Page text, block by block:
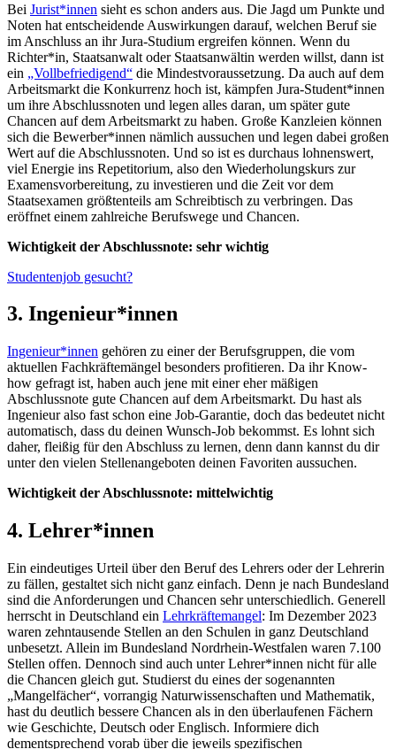
Bei Jurist*innen sieht es schon anders aus. Die Jagd um Punkte und
Noten hat entscheidende Auswirkungen darauf, welchen Beruf sie
im Anschluss an ihr Jura-Studium ergreifen können. Wenn du
Richter*in, Staatsanwalt oder Staatsanwältin werden willst, dann ist
ein „Vollbefriedigend“ die Mindestvoraussetzung. Da auch auf dem
Arbeitsmarkt die Konkurrenz hoch ist, kämpfen Jura-Student*innen
um ihre Abschlussnoten und legen alles daran, um später gute
Chancen auf dem Arbeitsmarkt zu haben. Große Kanzleien können
sich die Bewerber*innen nämlich aussuchen und legen dabei großen
Wert auf die Abschlussnoten. Und so ist es durchaus lohnenswert,
viel Energie ins Repetitorium, also den Wiederholungskurs zur
Examensvorbereitung, zu investieren und die Zeit vor dem
Staatsexamen größtenteils am Schreibtisch zu verbringen. Das
eröffnet einem zahlreiche Berufswege und Chancen.
Wichtigkeit der Abschlussnote: sehr wichtig
Studentenjob gesucht?
3. Ingenieur*innen
Ingenieur*innen gehören zu einer der Berufsgruppen, die vom
aktuellen Fachkräftemängel besonders profitieren. Da ihr Know-
how gefragt ist, haben auch jene mit einer eher mäßigen
Abschlussnote gute Chancen auf dem Arbeitsmarkt. Du hast als
Ingenieur also fast schon eine Job-Garantie, doch das bedeutet nicht
automatisch, dass du deinen Wunsch-Job bekommst. Es lohnt sich
daher, fleißig für den Abschluss zu lernen, denn dann kannst du dir
unter den vielen Stellenangeboten deinen Favoriten aussuchen.
Wichtigkeit der Abschlussnote: mittelwichtig
4. Lehrer*innen
Ein eindeutiges Urteil über den Beruf des Lehrers oder der Lehrerin
zu fällen, gestaltet sich nicht ganz einfach. Denn je nach Bundesland
sind die Anforderungen und Chancen sehr unterschiedlich. Generell
herrscht in Deutschland ein Lehrkräftemangel: Im Dezember 2023
waren zehntausende Stellen an den Schulen in ganz Deutschland
unbesetzt. Allein im Bundesland Nordrhein-Westfalen waren 7.100
Stellen offen. Dennoch sind auch unter Lehrer*innen nicht für alle
die Chancen gleich gut. Studierst du eines der sogenannten
„Mangelfächer“, vorrangig Naturwissenschaften und Mathematik,
hast du deutlich bessere Chancen als in den überlaufenen Fächern
wie Geschichte, Deutsch oder Englisch. Informiere dich
dementsprechend vorab über die jeweils spezifischen